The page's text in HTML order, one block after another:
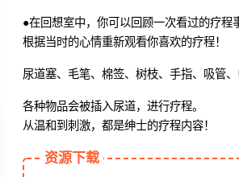
●在回想室中，你可以回顾一次看过的疗程
根据当时的心情重新观看你喜欢的疗程！
尿道塞、毛笔、棉签、树枝、手指、吸管
各种物品会被插入尿道，进行疗程。
从温和到刺激，都是绅士的疗程内容！
资源下载